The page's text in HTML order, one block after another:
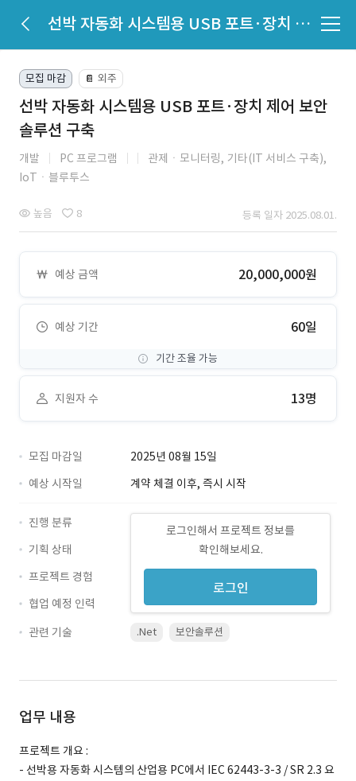
선박 자동화 시스템용 USB 포트·장치 제어 보안 솔루션 구축
모집 마감 📔 외주
선박 자동화 시스템용 USB 포트·장치 제어 보안
솔루션 구축
개발 PC 프로그램 관제ㆍ모니터링, 기타(IT 서비스 구축),
IoTㆍ블루투스
높음 8 등록 일자 2025.08.01.
예상 금액 20,000,000원
예상 기간 60일
기간 조율 가능
지원자 수 13명
모집 마감일
2025년 08월 15일
예상 시작일
계약 체결 이후, 즉시 시작
로그인해서 프로젝트 정보를
확인해보세요.
로그인
진행 분류
기획 상태
프로젝트 경험
협업 예정 인력
관련 기술
.Net 보안솔루션
업무 내용
프로젝트 개요 :
- 선박용 자동화 시스템의 산업용 PC에서 IEC 62443-3-3 / SR 2.3 요